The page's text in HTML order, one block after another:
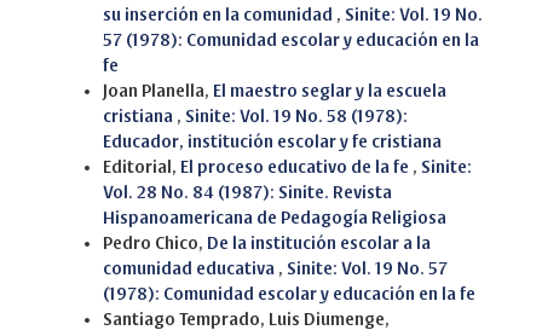
su inserción en la comunidad , Sinite: Vol. 19 No.
57 (1978): Comunidad escolar y educación en la
fe
Joan Planella, El maestro seglar y la escuela
cristiana , Sinite: Vol. 19 No. 58 (1978):
Educador, institución escolar y fe cristiana
Editorial, El proceso educativo de la fe , Sinite:
Vol. 28 No. 84 (1987): Sinite. Revista
Hispanoamericana de Pedagogía Religiosa
Pedro Chico, De la institución escolar a la
comunidad educativa , Sinite: Vol. 19 No. 57
(1978): Comunidad escolar y educación en la fe
Santiago Temprado, Luis Diumenge,